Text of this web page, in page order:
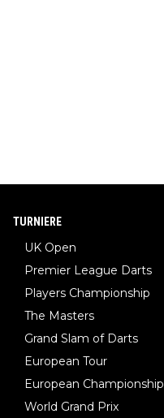
TURNIERE
UK Open
Premier League Darts
Players Championship
The Masters
Grand Slam of Darts
European Tour
European Championship
World Grand Prix